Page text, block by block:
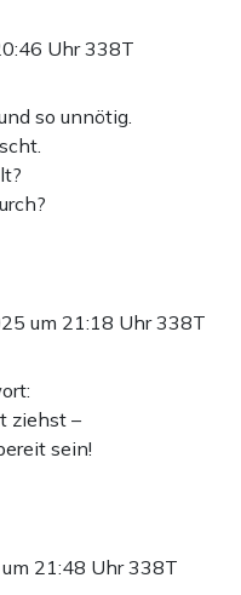
Uhr338T
so unnötig.
um 21:18 Uhr338T
ziehst –
sein!
21:48 Uhr338T